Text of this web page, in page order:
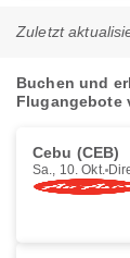
Zuletzt
Buchen und
Flugangebote
Cebu (CEB)
Sa., 10. Okt.